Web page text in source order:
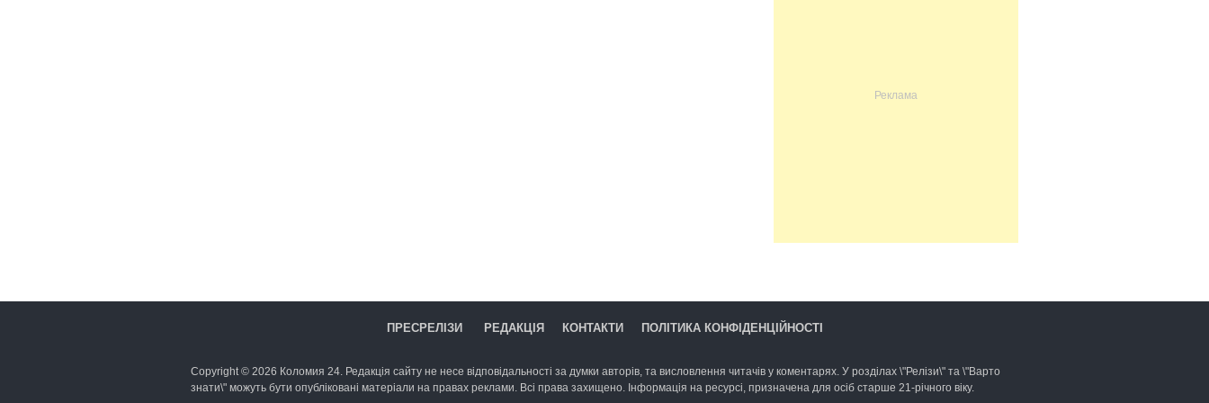
ПРЕСРЕЛІЗИ РЕДАКЦІЯ КОНТАКТИ ПОЛІТИКА КОНФІДЕНЦІЙНОСТІ
Copyright © 2026 Коломия 24. Редакція сайту не несе відповідальності за думки авторів, та висловлення читачів у коментарях. У розділах \"Релізи\" та \"Варто
знати\" можуть бути опубліковані матеріали на правах реклами. Всі права захищено. Інформація на ресурсі, призначена для осіб старше 21-річного віку.